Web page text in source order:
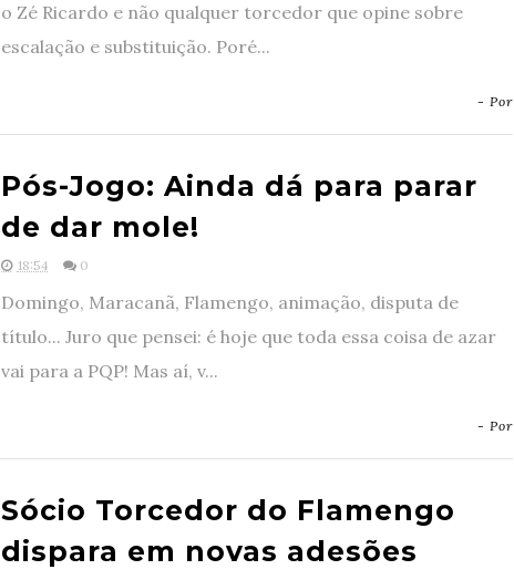
o Zé Ricardo e não qualquer torcedor que opine sobre
escalação e substituição. Poré...
- Por
Pós-Jogo: Ainda dá para parar
de dar mole!
18:54 0
Domingo, Maracanã, Flamengo, animação, disputa de
título... Juro que pensei: é hoje que toda essa coisa de azar
vai para a PQP! Mas aí, v...
- Por
Sócio Torcedor do Flamengo
dispara em novas adesões